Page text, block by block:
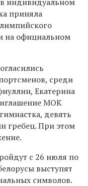
приняла
на официальном
среди
Екатерина
МОК
девять
гребец. При этом
с 26 июля по
выступят
символов.